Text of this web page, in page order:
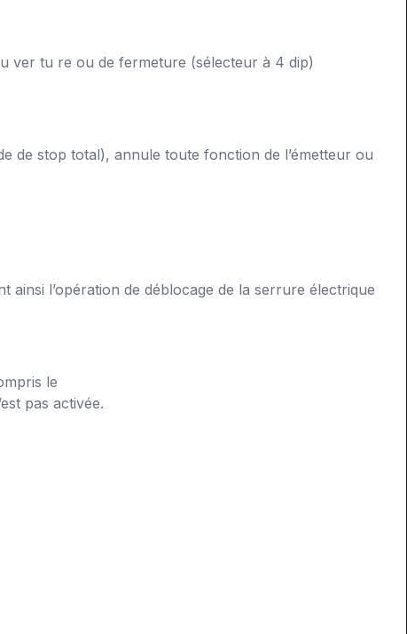
ver tu re ou de fermeture (sélecteur à 4 dip)
de stop total), annule toute fonction de l’émetteur ou
l’opération de déblocage de la serrure électrique
le
pas activée.